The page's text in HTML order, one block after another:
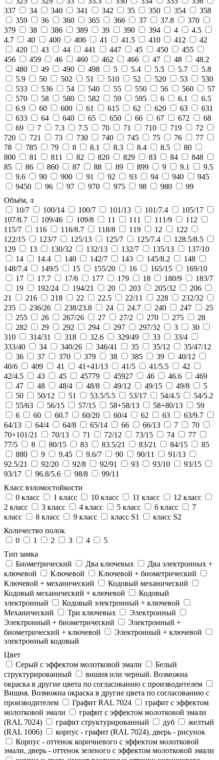
337
34 340 341 342 35 350 354
358
359
36 360 365 366 37 37.8
370
379
38 386 389 39 390 394 4
4.5
4.7
40 400 406 41 41.5 410 412
42
420
43 44 441 447 45 450
455
456
459 46 460 462 466 47 48
48.2
480
49 490 498 5 5.4 5.5 5.7
5.8
5.9
50 502 51 510 52 520 53
530
533
536 54 540 55 550 56 560
57
570
58 580 582 59 595 6 6.1
6.5
6.9
60 600 61 615 62 620 63
631
633
64 640 65 650 66 67 672
68
69
7 7.3 7.5 70 71 710 719
72
720
721 73 730 740 745 75 76
77
78
785 79 8 8.1 8.3 8.4 8.5
80
800
81 811 82 820 829 83 84
848
85
86 860 87 88 89 899 9 9.1
9.5
9.6
90 900 91 92 93 94 940
945
9450
96 97 970 975 98 980
99
Объём, л
10/7
100/14 100/7 101/13 101/7.4
105/17
107/8.7
109/46 109/8 11 111 111/9
112
115/7
116 116/8.7 118/8 119 12
122
122/15
123/7 125/13 125/7 125/7.4
128.5/8.5
129
13 130/32 132/13 132/7 135/13
137/10
14
14.4 140 142/7 143 145/8.2
148
148/7.4
149/5 15 155/20 16 165/15
169/10
17
17.7 17/6 177 179 18 180/9
183/7
19
192/24 194/21 20 203 205/32
206
21
216 218 22 22.5 22/11 228
232/32
235
236/26 238/23.8 24 24.7 240 247
25
255
26 267/26 27 27/2 270 275
28
282
29 292 294 297 297/32 3
30
310
314/31 318 32.6 329/49 33
33/4
333/40
34 340/26 346/41 35 35/12
35/47/12
36
37 370 379 38 385 39
40/12
40/6
409 41 41+41/13 41/5 41/5.5
42
42/4.5
43 45 45779 45927 46 46.6
469
47
48 48/4 48/8 49/12 49/15 49/8
5
50
50/12 51 53.5/5.5 53/17 54/4.5
54/5.2
55/63
56/15 57/15 58+58/13 58+80/13
59
6
60 60.7 60/20 60/4 62 63
63/9.7
64/13
64/4 64/8 65/14 66 66/13 7
70
70+101/21
70/13 71 72/12 73/15 74
77
77/5
8 80/15 83 83.5/21 83/21 84/15
85
880
9 9.45 9.6/7 90 90/11
91/13
92.5/21
92/20 92/8 92/91 93 93/10
93/15
93/17
96.8/5.6 98/8
99/11
Класс взломостойкости
0 класс
1 класс 10 класс 11 класс
12 класс
2 класс
3 класс 4 класс 5 класс 6 класс
7
класс
8 класс 9 класс класс S1
класс S2
Количество полок
0
1 2 3 4
5
Тип замка
Биометрический
Два ключевых
Два электронныx +
ключевой
Ключевой
Ключевой + биометрический
Ключевой + механический
Кодовый механический
Кодовый механический + ключевой
Кодовый
электронный
Кодовый электронный + ключевой
Механический
Три ключевых
Электронный
Электронный + биометрический
Электронный +
биометрический + ключевой
Электронный + ключевой
электронный кодовый
Цвет
Cерый с эффектом молотковой эмали
Белый
структурированный
вишня или черный. Возможна
окраска в другие цвета по согласованию с производителем
Вишня. Возможна окраска в другие цвета по согласованию с
производителем
Графит RAL 7024
графит с эффектом
молотковой эмали
графит с эффектом молотковой эмали
(RAL 7024)
графит структурированный дуб
желтый
(RAL 1006)
корпус - графит (RAL 7024), дверь - рисунок
Корпус - оттенок коричневого с эффектом молотковой
эмали, дверь - оттенок зеленого с эффектом молотковой эмали